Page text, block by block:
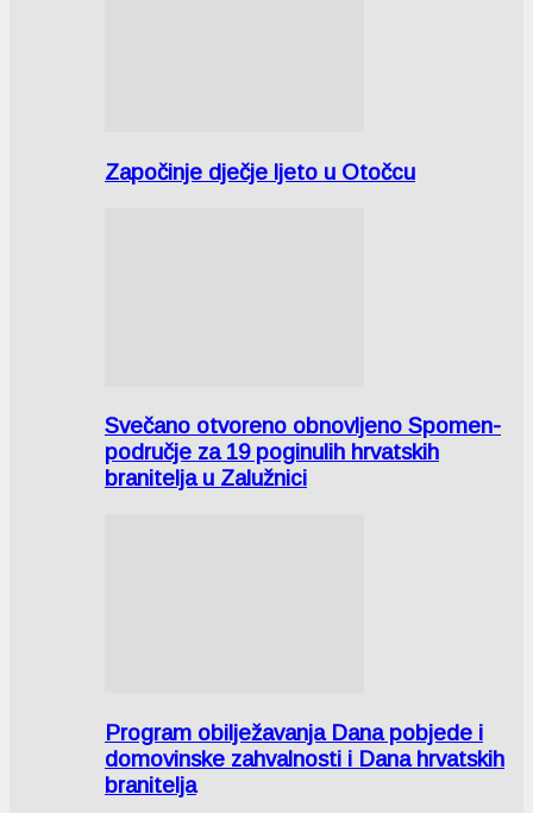
Započinje dječje ljeto u Otočcu
Svečano otvoreno obnovljeno Spomen-
područje za 19 poginulih hrvatskih
branitelja u Zalužnici
Program obilježavanja Dana pobjede i
domovinske zahvalnosti i Dana hrvatskih
branitelja